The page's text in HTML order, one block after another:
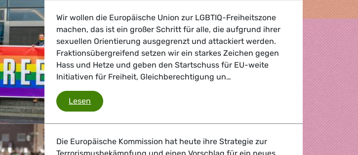
Wir wollen die Europäische Union zur LGBTIQ-Freiheitszone
machen, das ist ein großer Schritt für alle, die aufgrund ihrer
sexuellen Orientierung ausgegrenzt und attackiert werden.
Fraktionsübergreifend setzen wir ein starkes Zeichen gegen
Hass und Hetze und geben den Startschuss für EU-weite
Initiativen für Freiheit, Gleichberechtigung un…
Lesen Erklärung der EU zur LGBTIQ-Freiheitszone
Die Europäische Kommission hat heute ihre Strategie zur
Terrorismusbekämpfung und einen Vorschlag für ein neues